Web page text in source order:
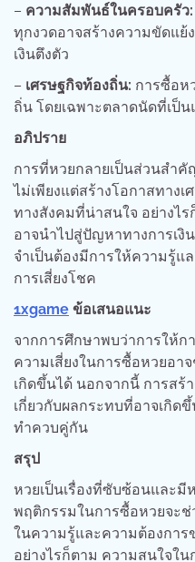
– ความสัมพันธ์ในครอบครัว:
ทุกงวดอาจสร้างความขัดแย้
เงินตึงตัว
– เศรษฐกิจท้องถิ่น: การซื้อห
ถิ่น โดยเฉพาะตลาดนัดที่เป็
อภิปราย
การที่หวยกลายเป็นส่วนสำ
ไม่เพียงแต่สร้างโอกาสทาง
ทางสังคมที่น่าสนใจ อย่างไ
อาจนำไปสู่ปัญหาทางการเงิ
จำเป็นต้องมีการให้ความรู้
การเสี่ยงโชค
1xgame ข้อเสนอแนะ
จากการศึกษาพบว่าการให้ก
ความเสี่ยงในการซื้อหวยอา
เกิดขึ้นได้ นอกจากนี้ การสร้
เกี่ยวกับผลกระทบที่อาจเกิด
ทำควบคู่กัน
สรุป
หวยเป็นเรื่องที่ซับซ้อนและมี
พฤติกรรมในการซื้อหวยจะช่
ในความรู้และความต้องกา
อย่างไรก็ตาม ความสนใจใ